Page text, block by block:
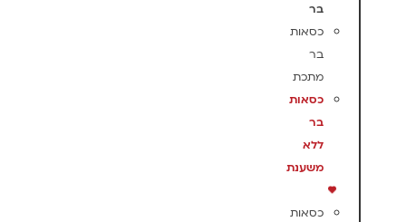
בר
כסאות
בר
מתכת
כסאות
בר
ללא
משענת
כסאות